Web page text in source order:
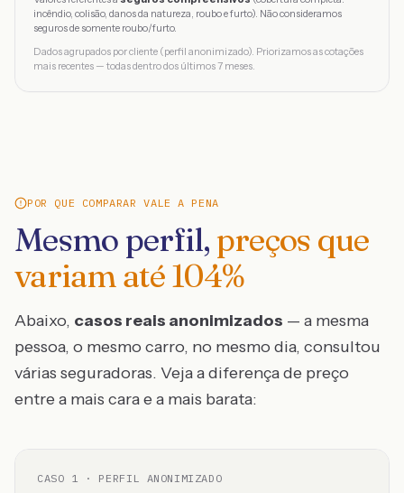
incêndio, colisão, danos da natureza, roubo e furto). Não consideramos
seguros de somente roubo/furto.
Dados agrupados por cliente (perfil anonimizado). Priorizamos as cotações
mais recentes — todas dentro dos últimos 7 meses.
POR QUE COMPARAR VALE A PENA
Mesmo perfil, preços que
variam até104%
Abaixo, casos reais anonimizados — a mesma
pessoa, o mesmo carro, no mesmo dia, consultou
várias seguradoras. Veja a diferença de preço
entre a mais cara e a mais barata:
CASO 1 · PERFIL ANONIMIZADO